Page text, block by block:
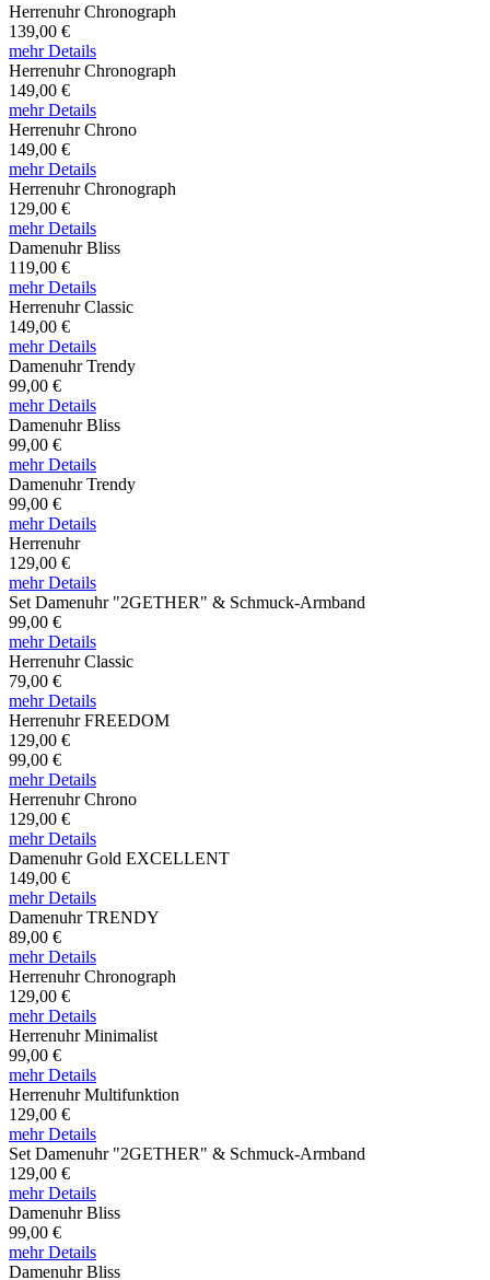
Herrenuhr Chronograph
139,00 €
mehr Details
Herrenuhr Chronograph
149,00 €
mehr Details
Herrenuhr Chrono
149,00 €
mehr Details
Herrenuhr Chronograph
129,00 €
mehr Details
Damenuhr Bliss
119,00 €
mehr Details
Herrenuhr Classic
149,00 €
mehr Details
Damenuhr Trendy
99,00 €
mehr Details
Damenuhr Bliss
99,00 €
mehr Details
Damenuhr Trendy
99,00 €
mehr Details
Herrenuhr
129,00 €
mehr Details
Set Damenuhr "2GETHER" & Schmuck-Armband
99,00 €
mehr Details
Herrenuhr Classic
79,00 €
mehr Details
Herrenuhr FREEDOM
129,00 €
99,00 €
mehr Details
Herrenuhr Chrono
129,00 €
mehr Details
Damenuhr Gold EXCELLENT
149,00 €
mehr Details
Damenuhr TRENDY
89,00 €
mehr Details
Herrenuhr Chronograph
129,00 €
mehr Details
Herrenuhr Minimalist
99,00 €
mehr Details
Herrenuhr Multifunktion
129,00 €
mehr Details
Set Damenuhr "2GETHER" & Schmuck-Armband
129,00 €
mehr Details
Damenuhr Bliss
99,00 €
mehr Details
Damenuhr Bliss